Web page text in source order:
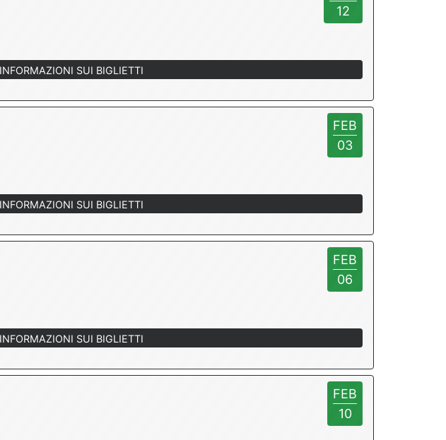
12
INFORMAZIONI SUI BIGLIETTI
FEB
03
INFORMAZIONI SUI BIGLIETTI
FEB
06
INFORMAZIONI SUI BIGLIETTI
FEB
10